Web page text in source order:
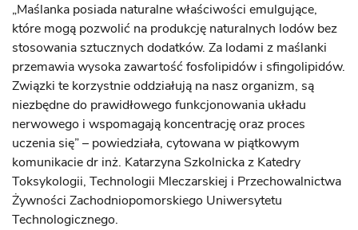
„Maślanka posiada naturalne właściwości emulgujące,
które mogą pozwolić na produkcję naturalnych lodów bez
stosowania sztucznych dodatków. Za lodami z maślanki
przemawia wysoka zawartość fosfolipidów i sfingolipidów.
Związki te korzystnie oddziałują na nasz organizm, są
niezbędne do prawidłowego funkcjonowania układu
nerwowego i wspomagają koncentrację oraz proces
uczenia się” – powiedziała, cytowana w piątkowym
komunikacie dr inż. Katarzyna Szkolnicka z Katedry
Toksykologii, Technologii Mleczarskiej i Przechowalnictwa
Żywności Zachodniopomorskiego Uniwersytetu
Technologicznego.